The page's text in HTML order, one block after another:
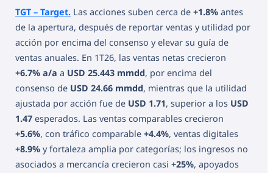
TGT – Target. Las acciones suben cerca de +1.8% antes
de la apertura, después de reportar ventas y utilidad por
acción por encima del consenso y elevar su guía de
ventas anuales. En 1T26, las ventas netas crecieron
+6.7% a/a a USD 25.443 mmdd, por encima del
consenso de USD 24.66 mmdd, mientras que la utilidad
ajustada por acción fue de USD 1.71, superior a los USD
1.47 esperados. Las ventas comparables crecieron
+5.6%, con tráfico comparable +4.4%, ventas digitales
+8.9% y fortaleza amplia por categorías; los ingresos no
asociados a mercancía crecieron casi +25%, apoyados